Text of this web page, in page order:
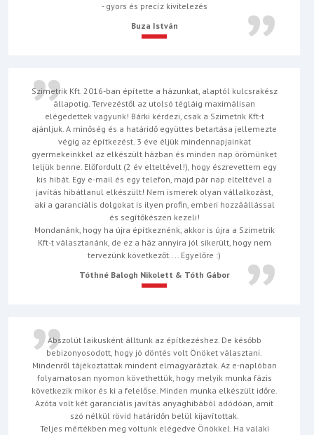
- gyors és precíz kivitelezés
Buza István
Szimetrik Kft. 2016-ban építette a házunkat, alaptól kulcsrakész
állapotig. Tervezéstől az utolsó tégláig maximálisan
elégedettek vagyunk! Bárki kérdezi, csak a Szimetrik Kft-t
ajánljuk. A minőség és a határidő együttes betartása jellemezte
végig az építkezést. 3 éve éljük mindennapjainkat
gyermekeinkkel az elkészült házban és minden nap örömünket
leljük benne. Előfordult (2 év elteltével!), hogy észrevettem egy
kis hibát. Egy e-mail és egy telefon, majd pár nap elteltével a
javítás hibátlanul elkészült! Nem ismerek olyan vállalkozást,
aki a garanciális dolgokat is ilyen profin, emberi hozzáállással
és segítőkészen kezeli!
Mondanánk, hogy ha újra építkeznénk, akkor is újra a Szimetrik
Kft-t választanánk, de ez a ház annyira jól sikerült, hogy nem
tervezünk következőt.... Egyelőre :)
Tóthné Balogh Nikolett & Tóth Gábor
Abszolút laikusként álltunk az építkezéshez. De később
bebizonyosodott, hogy jó döntés volt Önöket választani.
Mindenről tájékoztattak mindent elmagyaráztak. Az e-naplóban
folyamatosan nyomon követhettük, hogy melyik munka fázis
következik mikor és ki a felelőse. Minden munka elkészült időre.
Azóta volt két garanciális javítás anyaghibából adódóan, amit
szó nélkül rövid határidőn belül kijavítottak.
Teljes mértékben meg voltunk elégedve Önökkel. Ha valaki